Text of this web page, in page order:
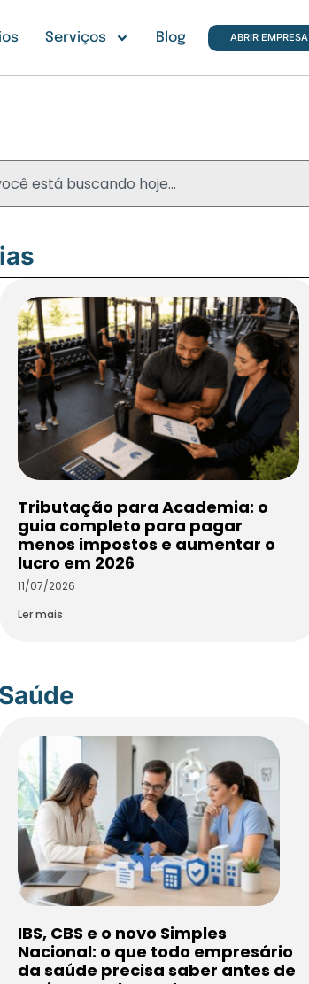
Serviços Blog ABRIR EMPRESA
Tributação para Academia: o
guia completo para pagar
menos impostos e aumentar o
lucro em 2026
11/07/2026
Ler mais
IBS, CBS e o novo Simples
Nacional: o que todo empresário
da saúde precisa saber antes de